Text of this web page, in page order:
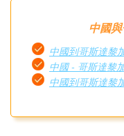
中國
中國到哥斯達黎
中國 - 哥斯達黎
中國到哥斯達黎